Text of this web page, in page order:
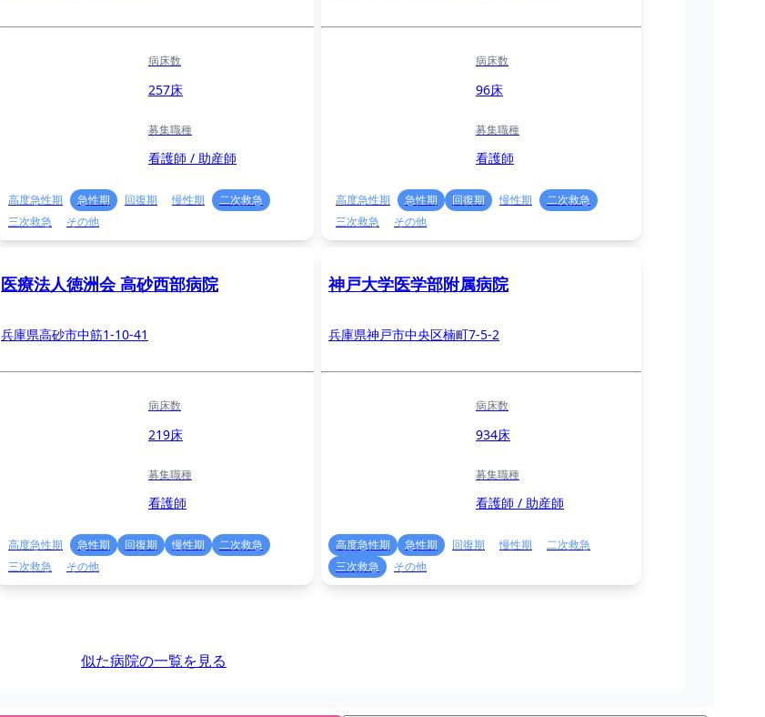
病床数
257床
募集職種
看護師 / 助産師
高度急性期 急性期 回復期 慢性期
二次救急
三次救急
その他
病床数
96床
募集職種
看護師
高度急性期 急性期 回復期 慢性期
二次救急
三次救急
その他
医療法人徳洲会 高砂西部病院
兵庫県高砂市中筋1-10-41
病床数
219床
募集職種
看護師
高度急性期 急性期 回復期 慢性期
二次救急
三次救急
その他
神戸大学医学部附属病院
兵庫県神戸市中央区楠町7-5-2
病床数
934床
募集職種
看護師 / 助産師
高度急性期 急性期 回復期 慢性期
二次救急
三次救急
その他
似た病院の一覧を見る